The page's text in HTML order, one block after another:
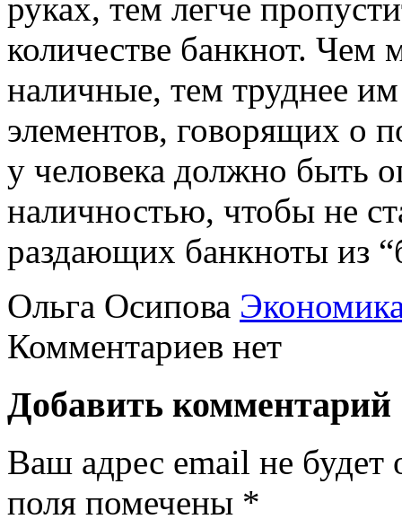
руках, тем легче
количестве банкнот. Чем
наличные, тем труднее
элементов, говорящих о
у человека должно быть
наличностью, чтобы не
раздающих банкноты из
Ольга Осипова
Комментариев нет
Добавить комментарий
Ваш адрес email не будет
поля помечены *